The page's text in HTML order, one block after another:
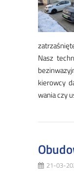
Nasz
kie­row­cy
wa­nia czy
21-03-